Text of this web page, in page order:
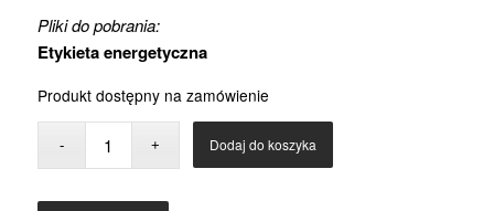
Pliki do pobrania:
Etykieta energetyczna
Produkt dostępny na zamówienie
Dodaj do koszyka